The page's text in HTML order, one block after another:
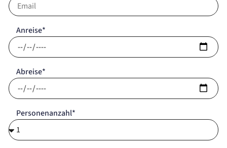
Anreise*
Abreise*
Personenanzahl*